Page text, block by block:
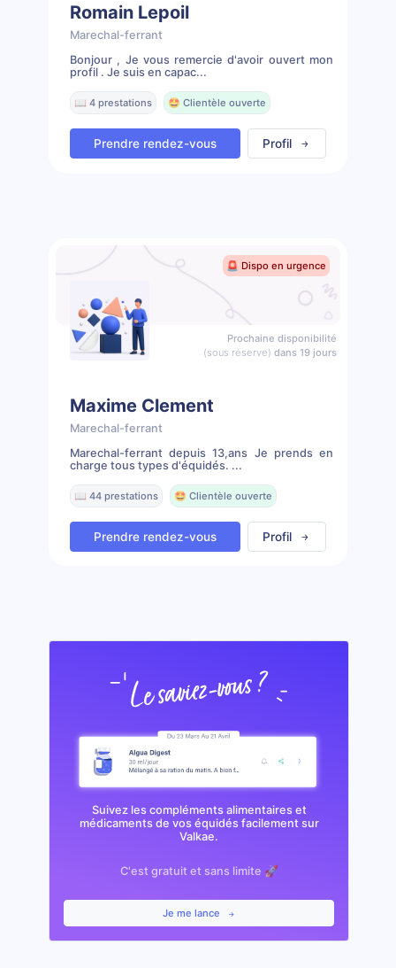
Romain Lepoil
Marechal-ferrant
Bonjour , Je vous remercie d'avoir ouvert mon
profil . Je suis en capac...
📖 4 prestations 🤩 Clientèle ouverte
Prendre rendez-vous Profil
🚨 Dispo en urgence
Prochaine disponibilité
(sous réserve) dans 19 jours
Maxime Clement
Marechal-ferrant
Marechal-ferrant depuis 13,ans Je prends en
charge tous types d'équidés. ...
📖 44 prestations 🤩 Clientèle ouverte
Prendre rendez-vous Profil
Suivez les compléments alimentaires et
médicaments de vos équidés facilement sur
Valkae.
C'est gratuit et sans limite 🚀
Je me lance